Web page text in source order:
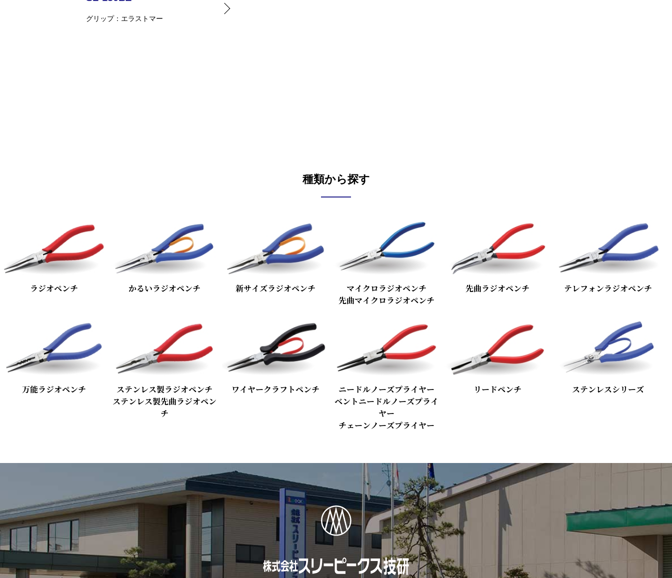
グリップ エラストマー
種類から探す
ラジオペンチ かるいラジオペンチ 新サイズラジオペンチ
マイクロラジオペンチ
先曲マイクロラジオペンチ
先曲ラジオペンチ テレフォンラジオペンチ
万能ラジオペンチ
ステンレス製ラジオペンチ
ステンレス製先曲ラジオペン
チ
ワイヤークラフトペンチ
ニードルノーズプライヤー
ベントニードルノーズプライ
ヤー
チェーンノーズプライヤー
リードペンチ ステンレスシリーズ